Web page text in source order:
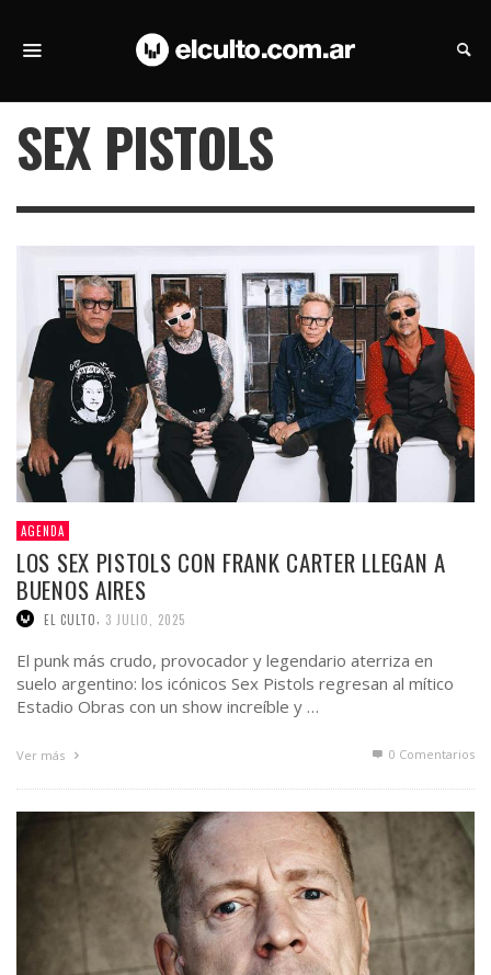
SEX PISTOLS
AGENDA
LOS SEX PISTOLS CON FRANK CARTER LLEGAN A
BUENOS AIRES
EL CULTO 3 JULIO, 2025
El punk más crudo, provocador y legendario aterriza en
suelo argentino: los icónicos Sex Pistols regresan al mítico
Estadio Obras con un show increíble y …
Ver más 0 Comentarios